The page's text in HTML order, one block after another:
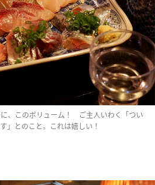
に、このボリューム！ ご主人いわく「つい
」とのこと。これは嬉しい！